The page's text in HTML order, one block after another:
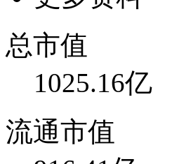
总市值
1025.16亿
流通市值